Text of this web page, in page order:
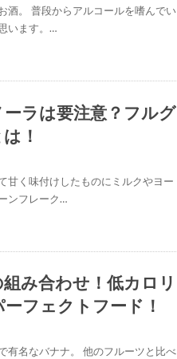
酒。 普段からアルコールを嗜んでい
います。…
ラは要注意？フルグ
！
甘く味付けしたものにミルクやヨー
ンフレーク…
み合わせ！低カロリ
フェクトフード！
有名なバナナ。 他のフルーツと比べ